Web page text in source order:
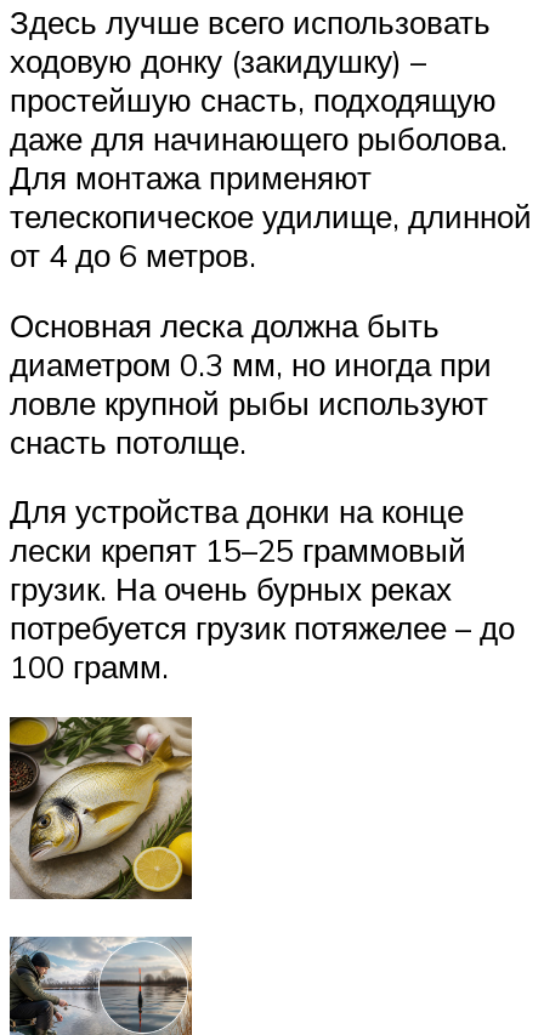
Здесь лучше всего использовать
ходовую донку (закидушку) –
простейшую снасть, подходящую
даже для начинающего рыболова.
Для монтажа применяют
телескопическое удилище, длинной
от 4 до 6 метров.
Основная леска должна быть
диаметром 0.3 мм, но иногда при
ловле крупной рыбы используют
снасть потолще.
Для устройства донки на конце
лески крепят 15–25 граммовый
грузик. На очень бурных реках
потребуется грузик потяжелее – до
100 грамм.